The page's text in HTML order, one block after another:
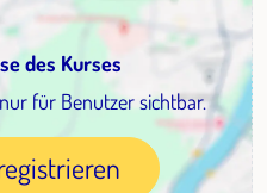
des Kurses
für Benutzer sichtbar.